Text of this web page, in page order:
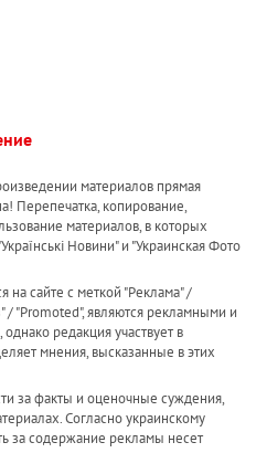
материалов прямая
Перепечатка, копирование,
материалов, в которых
Новини" и "Украинская Фото
сайте с меткой "Реклама" /
"Promoted", являются рекламными и
редакция участвует в
мнения, высказанные в этих
за факты и оценочные суждения,
Согласно украинскому
за содержание рекламы несет